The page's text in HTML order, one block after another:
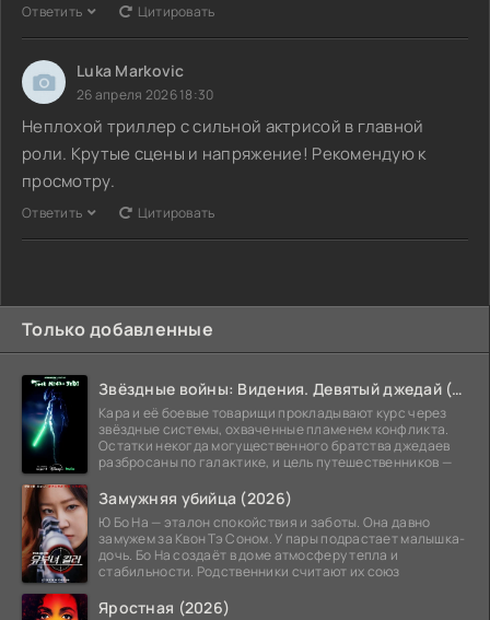
Ответить Цитировать
Luka Markovic
26 апреля 2026 18:30
Неплохой триллер с сильной актрисой в главной
роли. Крутые сцены и напряжение! Рекомендую к
просмотру.
Ответить Цитировать
Только добавленные
Звёздные войны: Видения. Девятый джедай (2026)
Кара и её боевые товарищи прокладывают курс через
звёздные системы, охваченные пламенем конфликта.
Остатки некогда могущественного братства джедаев
разбросаны по галактике, и цель путешественников —
Замужняя убийца (2026)
Ю Бо На — эталон спокойствия и заботы. Она давно
замужем за Квон Тэ Соном. У пары подрастает малышка-
дочь. Бо На создаёт в доме атмосферу тепла и
стабильности. Родственники считают их союз
Яростная (2026)